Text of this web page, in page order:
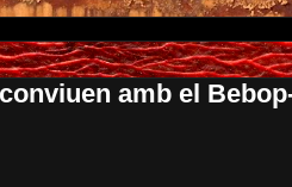
amb el